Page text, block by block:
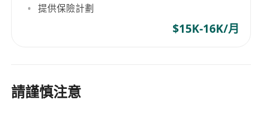
提供保險計劃
$15K-16K/月
請謹慎注意